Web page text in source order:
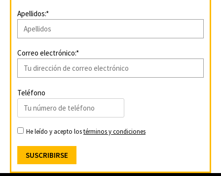
Apellidos:*
Correo electrónico:*
Teléfono
He leído y acepto lostérminos y condiciones